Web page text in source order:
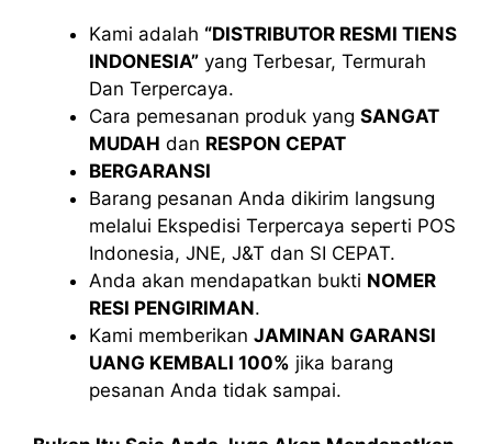
Kami adalah “DISTRIBUTOR RESMI TIENS
INDONESIA” yang Terbesar, Termurah
Dan Terpercaya.
Cara pemesanan produk yang SANGAT
MUDAH dan RESPON CEPAT
BERGARANSI
Barang pesanan Anda dikirim langsung
melalui Ekspedisi Terpercaya seperti POS
Indonesia, JNE, J&T dan SI CEPAT.
Anda akan mendapatkan bukti NOMER
RESI PENGIRIMAN.
Kami memberikan JAMINAN GARANSI
UANG KEMBALI 100% jika barang
pesanan Anda tidak sampai.